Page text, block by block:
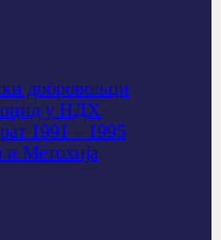
добровољци
у НДХ
1991 – 1995
Метохија